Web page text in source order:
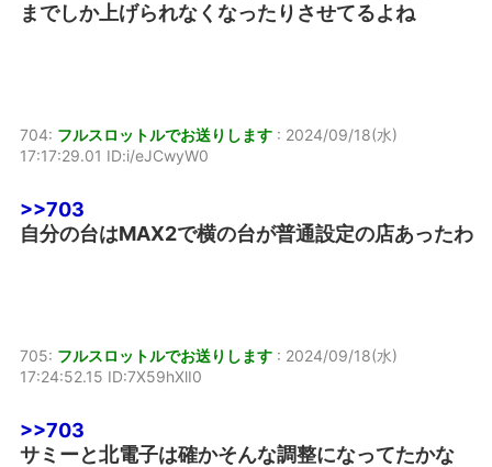
までしか上げられなくなったりさせてるよね
704: フルスロットルでお送りします : 2024/09/18(水)
17:17:29.01 ID:i/eJCwyW0
>>703
自分の台はMAX2で横の台が普通設定の店あったわ
705: フルスロットルでお送りします : 2024/09/18(水)
17:24:52.15 ID:7X59hXlI0
>>703
サミーと北電子は確かそんな調整になってたかな